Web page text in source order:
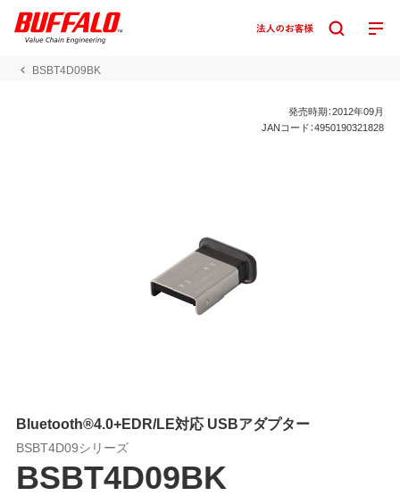
BSBT4D09BK
発売時期：2012年09月
JANコード：4950190321828
Bluetooth®4.0+EDR/LE対応 USBアダプター
BSBT4D09シリーズ
BSBT4D09BK